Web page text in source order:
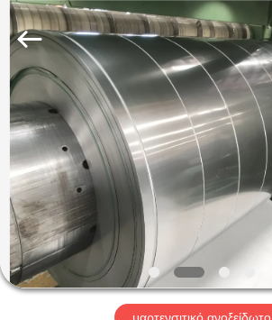
ΣΠΊΤΙ
ΠΡΟΪΌΝΤΑ
ΒΊΝΤΕΟ
ΠΕΡΊΠΟΥ
ΕΜΕΊΣ
Special
Steel
Co.,
Ltd.
Rights
Reserved.